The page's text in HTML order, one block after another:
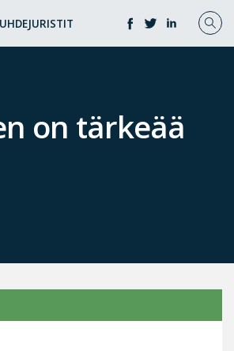
on tärkeää